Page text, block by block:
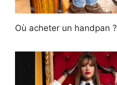
Où acheter un handpan ?